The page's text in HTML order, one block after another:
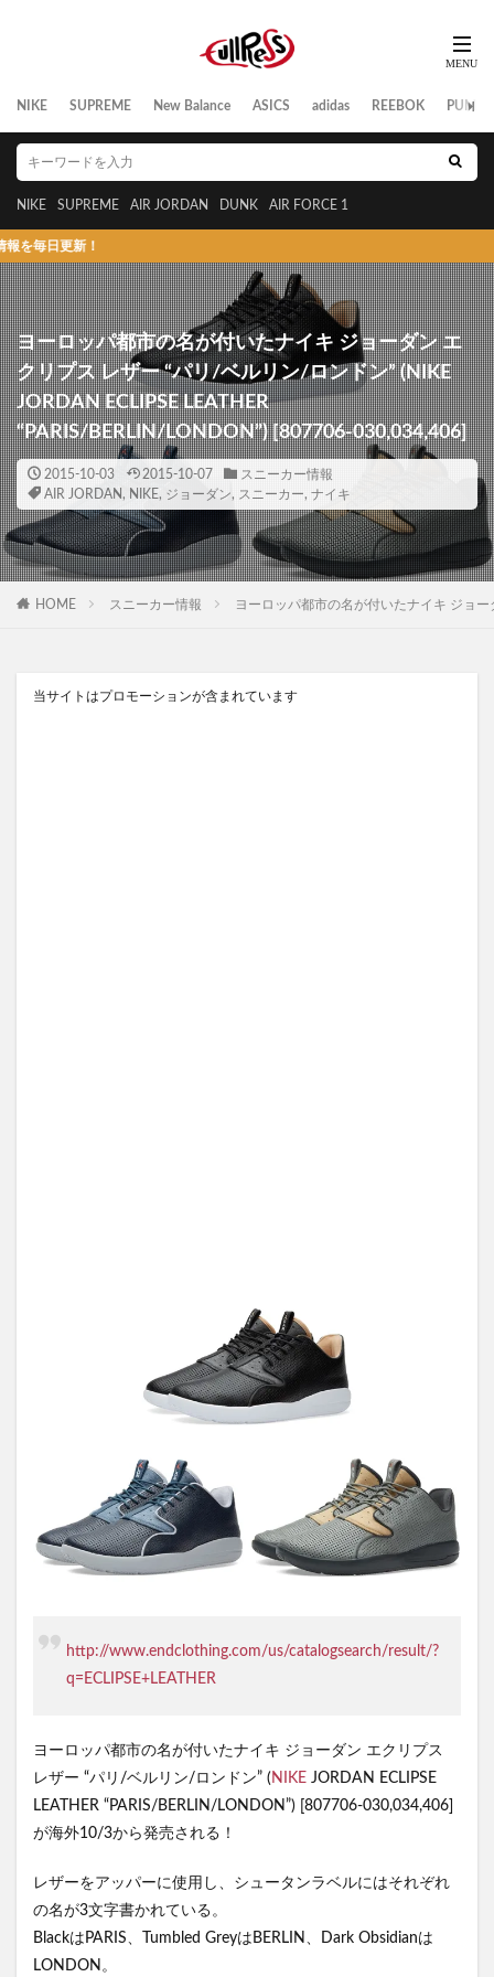
NIKE SUPREME New Balance ASICS adidas REEBOK PUMA
NIKE SUPREME AIR JORDAN DUNK AIR FORCE 1
新！
ヨーロッパ都市の名が付いたナイキ ジョーダン エ
クリプス レザー “パリ/ベルリン/ロンドン” (NIKE
JORDAN ECLIPSE LEATHER
“PARIS/BERLIN/LONDON”) [807706-030,034,406]
2015-10-03 2015-10-07
スニーカー情報
AIR JORDAN , NIKE, ジョーダン, スニーカー, ナイキ
HOME スニーカー情報 ヨーロッパ都市の名が付いたナイキ ジョ
当サイトはプロモーションが含まれています
http://www.endclothing.com/us/catalogsearch/result/?
q=ECLIPSE+LEATHER
ヨーロッパ都市の名が付いたナイキ ジョーダン エクリプス
レザー “パリ/ベルリン/ロンドン” ( NIKE JORDAN ECLIPSE
LEATHER “PARIS/BERLIN/LONDON”) [807706-030,034,406]
が海外10/3から発売される！
レザーをアッパーに使用し、シュータンラベルにはそれぞれ
の名が3文字書かれている。
BlackはPARIS、Tumbled GreyはBERLIN、Dark Obsidianは
LONDON。